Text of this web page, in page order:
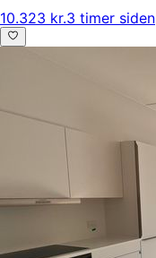
10.323 kr.3 timer siden